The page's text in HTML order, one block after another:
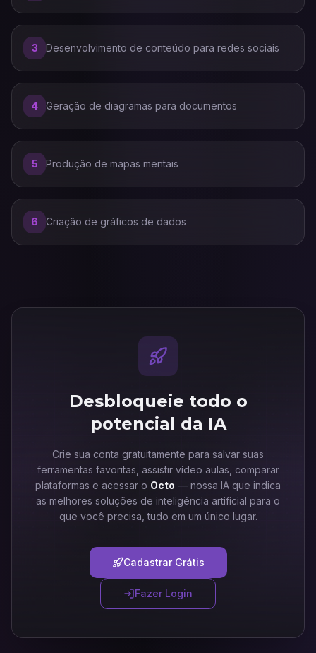
3 Desenvolvimento de conteúdo para redes sociais
4 Geração de diagramas para documentos
5 Produção de mapas mentais
6 Criação de gráficos de dados
Desbloqueie todo o
potencial da IA
Crie sua conta gratuitamente para salvar suas
ferramentas favoritas, assistir vídeo aulas, comparar
plataformas e acessar o Octo — nossa IA que indica
as melhores soluções de inteligência artificial para o
que você precisa, tudo em um único lugar.
Cadastrar Grátis
Fazer Login